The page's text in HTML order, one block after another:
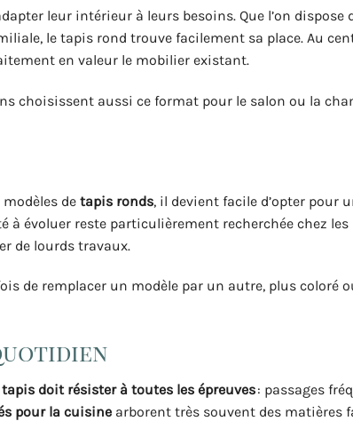
leur intérieur à leurs besoins. Que l’on dispose
le tapis rond trouve facilement sa place. Au
en valeur le mobilier existant.
choisissent aussi ce format pour le salon ou la
de tapis ronds, il devient facile d’opter pour
à évoluer reste particulièrement recherchée chez les
de lourds travaux.
de remplacer un modèle par un autre, plus coloré
tapis doit résister à toutes les épreuves: passages
pour la cuisine arborent très souvent des matières